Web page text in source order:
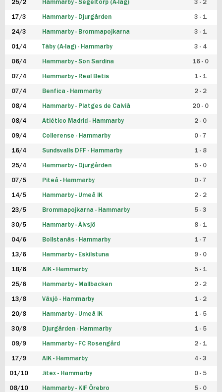
FUTSAL HERR
FUTSAL DAM
25/2 Hammarby - Segeltorp (A-lag) 3 - 2
17/3 Hammarby - Djurgården 3 - 1
24/3 Hammarby - Brommapojkarna 3 - 1
01/4 Täby (A-lag) - Hammarby 3 - 4
06/4 Hammarby - Son Sardina 16 - 0
07/4 Hammarby - Real Betis 1 - 1
07/4 Benfica - Hammarby 2 - 2
08/4 Hammarby - Platges de Calvià 20 - 0
08/4 Atlético Madrid - Hammarby 2 - 0
09/4 Collerense - Hammarby 0 - 7
16/4 Sundsvalls DFF - Hammarby 1 - 8
25/4 Hammarby - Djurgården 5 - 0
07/5 Piteå - Hammarby 0 - 7
14/5 Hammarby - Umeå IK 2 - 2
23/5 Brommapojkarna - Hammarby 5 - 3
30/5 Hammarby - Älvsjö 8 - 1
04/6 Bollstanäs - Hammarby 1 - 7
13/6 Hammarby - Eskilstuna 9 - 0
18/6 AIK - Hammarby 5 - 1
25/6 Hammarby - Mallbacken 2 - 2
13/8 Växjö - Hammarby 1 - 2
20/8 Hammarby - Umeå IK 1 - 5
30/8 Djurgården - Hammarby 1 - 5
09/9 Hammarby - FC Rosengård 2 - 1
17/9 AIK - Hammarby 4 - 3
01/10 Jitex - Hammarby 0 - 5
08/10 Hammarby - KIF Örebro 5 - 0